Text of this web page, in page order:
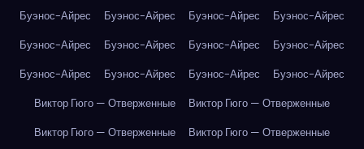
Буэнос-Айрес
Буэнос-Айрес Буэнос-Айрес
Буэнос-Айрес
Буэнос-Айрес
Буэнос-Айрес Буэнос-Айрес
Буэнос-Айрес
Буэнос-Айрес
Буэнос-Айрес Буэнос-Айрес
Буэнос-Айрес
Виктор Гюго — Отверженные
Виктор Гюго — Отверженные
Виктор Гюго — Отверженные
Виктор Гюго — Отверженные